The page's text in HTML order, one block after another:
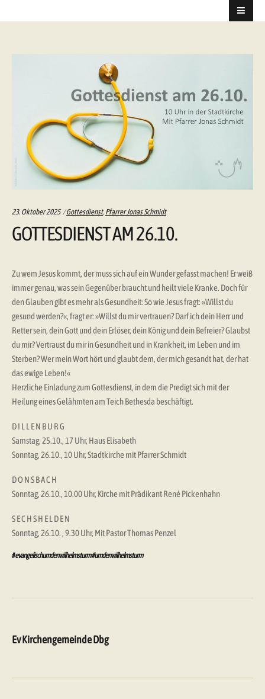
23. Oktober 2025 Categories:
Gottesdienst, Pfarrer Jonas Schmidt
GOTTESDIENST AM 26.10.
Zu wem Jesus kommt, der muss sich auf ein Wunder gefasst machen! Er weiß
immer genau, was sein Gegenüber braucht und heilt viele Kranke. Doch für
den Glauben gibt es mehr als Gesundheit: So wie Jesus fragt: »Willst du
gesund werden?«, fragt er: »Willst du mir vertrauen? Darf ich dein Herr und
Retter sein, dein Gott und dein Erlöser, dein König und dein Befreier? Glaubst
du mir? Vertraust du mir in Gesundheit und in Krankheit, im Leben und im
Sterben? Wer mein Wort hört und glaubt dem, der mich gesandt hat, der hat
das ewige Leben!«
Herzliche Einladung zum Gottesdienst, in dem die Predigt sich mit der
Heilung eines Gelähmten am Teich Bethesda beschäftigt.
D I L L E N B U R G
Samstag, 25.10., 17 Uhr, Haus Elisabeth
Sonntag, 26.10., 10 Uhr, Stadtkirche mit Pfarrer Schmidt
D O N S B A C H
Sonntag, 26.10., 10.00 Uhr, Kirche mit Prädikant René Pickenhahn
S E C H S H E L D E N
Sonntag, 26.10. , 9.30 Uhr, Mit Pastor Thomas Penzel
#evangelischumdenwilhelmsturm #umdenwilhelmsturm
Ev Kirchengemeinde Dbg